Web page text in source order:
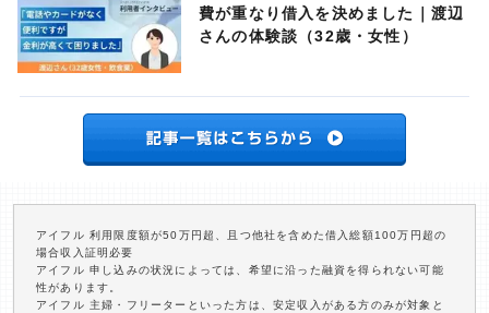
費が重なり借入を決めました｜渡辺
さんの体験談（32歳・女性）
アイフル 利用限度額が50万円超、且つ他社を含めた借入総額100万円超の
場合収入証明必要
アイフル 申し込みの状況によっては、希望に沿った融資を得られない可能
性があります。
アイフル 主婦・フリーターといった方は、安定収入がある方のみが対象と